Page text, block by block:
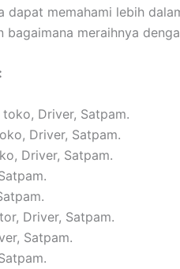
dapat memahami lebih
meraihnya
Driver, Satpam.
Driver, Satpam.
Driver, Satpam.
Driver, Satpam.
Satpam.